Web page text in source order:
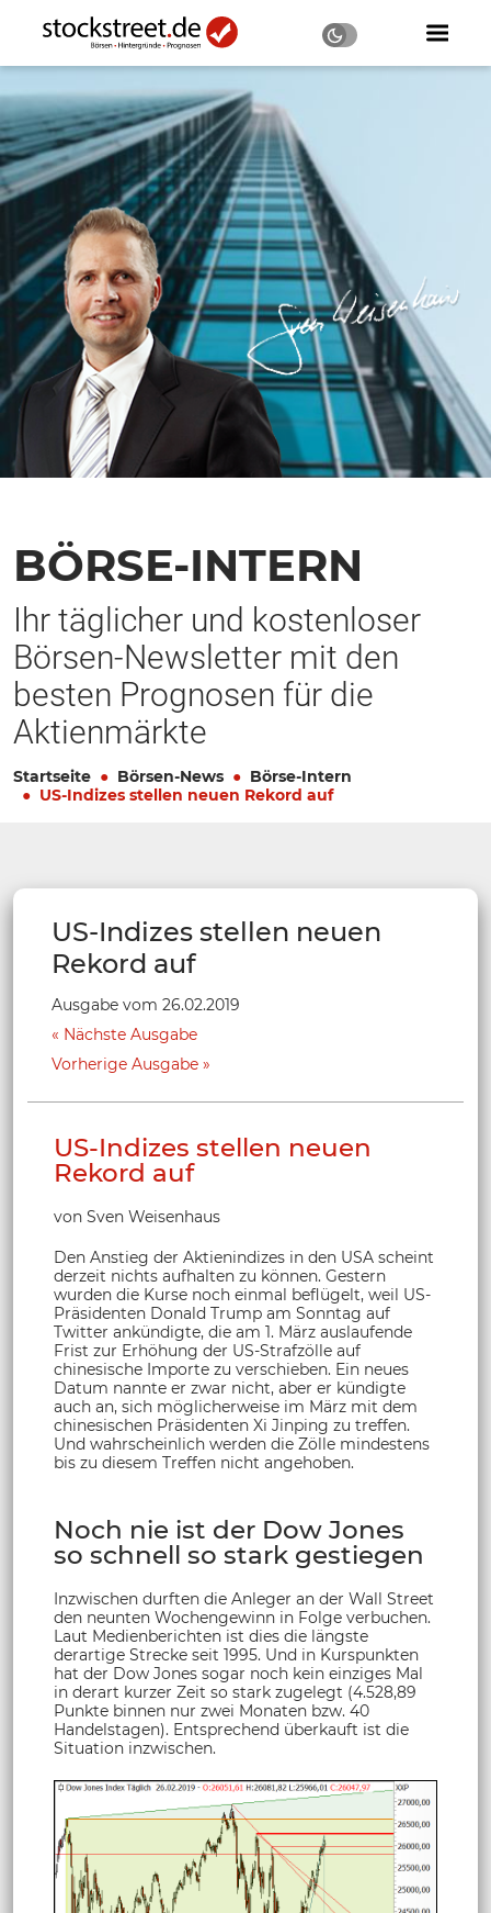
BÖRSE-INTERN
Ihr täglicher und kostenloser
Börsen-Newsletter mit den
besten Prognosen für die
Aktienmärkte
Startseite Börsen-News
Börse-Intern
US-Indizes stellen neuen Rekord auf
US-Indizes stellen neuen
Rekord auf
Ausgabe vom 26.02.2019
Nächste Ausgabe
Vorherige Ausgabe
US-Indizes stellen neuen
Rekord auf
von Sven Weisenhaus
Den Anstieg der Aktienindizes in den USA scheint
derzeit nichts aufhalten zu können. Gestern
wurden die Kurse noch einmal beflügelt, weil US-
Präsidenten Donald Trump am Sonntag auf
Twitter ankündigte, die am 1. März auslaufende
Frist zur Erhöhung der US-Strafzölle auf
chinesische Importe zu verschieben. Ein neues
Datum nannte er zwar nicht, aber er kündigte
auch an, sich möglicherweise im März mit dem
chinesischen Präsidenten Xi Jinping zu treffen.
Und wahrscheinlich werden die Zölle mindestens
bis zu diesem Treffen nicht angehoben.
Noch nie ist der Dow Jones
so schnell so stark gestiegen
Inzwischen durften die Anleger an der Wall Street
den neunten Wochengewinn in Folge verbuchen.
Laut Medienberichten ist dies die längste
derartige Strecke seit 1995. Und in Kurspunkten
hat der Dow Jones sogar noch kein einziges Mal
in derart kurzer Zeit so stark zugelegt (4.528,89
Punkte binnen nur zwei Monaten bzw. 40
Handelstagen). Entsprechend überkauft ist die
Situation inzwischen.